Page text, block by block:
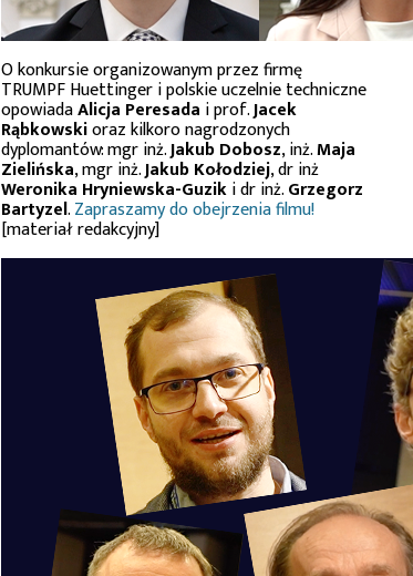
O konkursie organizowanym przez firmę
TRUMPF Huettinger i polskie uczelnie techniczne
opowiadaAlicja Peresada i prof.Jacek
Rąbkowskioraz kilkoro nagrodzonych
dyplomantów: mgr inż.Jakub Dobosz, inż.Maja
Zielińska, mgr inż.Jakub Kołodziej, dr inż
Weronika Hryniewska-Guziki dr inż.Grzegorz
Bartyzel.Zapraszamy do obejrzenia filmu!
[materiał redakcyjny]